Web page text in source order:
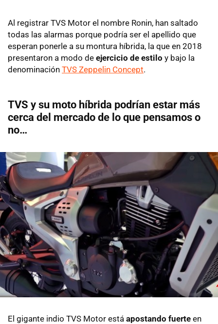
Al registrar TVS Motor el nombre Ronin, han saltado
todas las alarmas porque podría ser el apellido que
esperan ponerle a su montura híbrida, la que en 2018
presentaron a modo de ejercicio de estilo y bajo la
denominación TVS Zeppelin Concept.
TVS y su moto híbrida podrían estar más
cerca del mercado de lo que pensamos o
no…
El gigante indio TVS Motor está apostando fuerte en